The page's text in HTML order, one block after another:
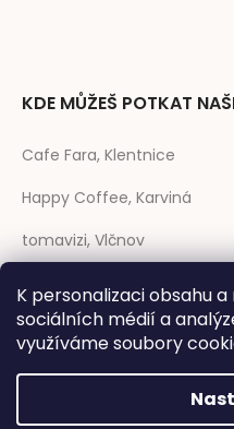
K personalizaci obsahu
sociálních médií a
využíváme soubory
KDE MŮŽEŠ POTKAT
Cafe Fara, Klentnice
Happy Coffee, Karviná
tomavizi, Vlčnov
prase CAFÉ, Strakonice
Rozmarýna, Telč